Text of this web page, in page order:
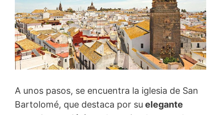
A unos pasos, se encuentra la iglesia de San
Bartolomé, que destaca por su elegante